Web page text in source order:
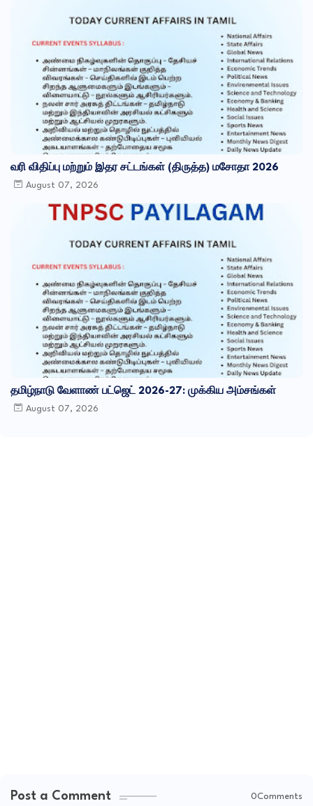
வரி விதிப்பு மற்றும் இதர சட்​டங்​கள் (திருத்த) மசோதா 2026
August 07, 2026
தமிழ்நாடு வேளாண் பட்ஜெட் 2026-27: முக்கிய அம்சங்கள்
August 07, 2026
Post a Comment 0Comments